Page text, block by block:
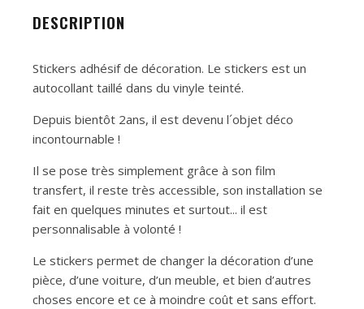
DESCRIPTION
Stickers adhésif de décoration. Le stickers est un
autocollant taillé dans du vinyle teinté.
Depuis bientôt 2ans, il est devenu l´objet déco
incontournable !
Il se pose très simplement grâce à son film
transfert, il reste très accessible, son installation se
fait en quelques minutes et surtout... il est
personnalisable à volonté !
Le stickers permet de changer la décoration d’une
pièce, d’une voiture, d’un meuble, et bien d’autres
choses encore et ce à moindre coût et sans effort.